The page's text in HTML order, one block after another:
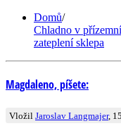
Domů/
Chladno v
zateplení sklepa
Magdaleno, píšete:
Vložil Jaroslav Langmajer,